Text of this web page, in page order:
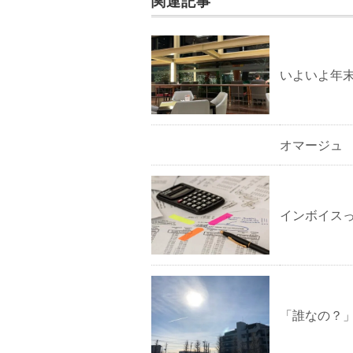
いよいよ年
オマージュ
インボイス
「誰なの？」